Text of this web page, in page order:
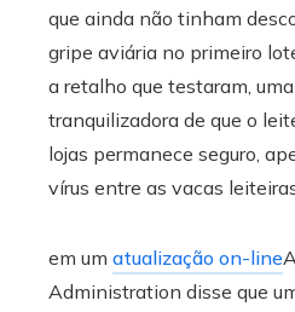
que ainda não tinham
gripe aviária no primeiro
a retalho que testaram,
tranquilizadora de que o
lojas permanece seguro,
vírus entre as vacas
em um atualização on-line
Administration disse que